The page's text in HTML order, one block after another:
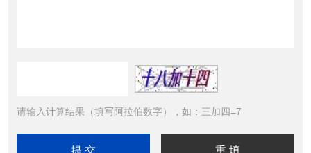
请输入计算结果（填写阿拉伯数字），如：三加四=7